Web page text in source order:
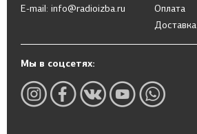
E-mail: info@radioizba.ru
Оплата
Доставка
Мы в соцсетях: